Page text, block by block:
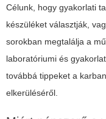
Célunk, hogy gyakorlati
készüléket választják,
sorokban megtalálja a
laboratóriumi és
továbbá tippeket a
elkerüléséről.